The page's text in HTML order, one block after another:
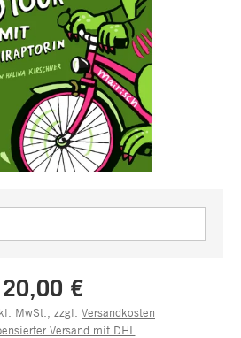
20,00 €
MwSt., zzgl. Versandkosten
Versand mit DHL